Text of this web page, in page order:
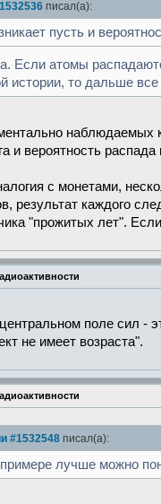
писал(а):
пусть и
Если атомы
истории, то дальше
и вероятность
с монетами,
результат каждого
"прожитых лет".
поле сил
не имеет возраста".
#1532548 писал(а):
лучше можно